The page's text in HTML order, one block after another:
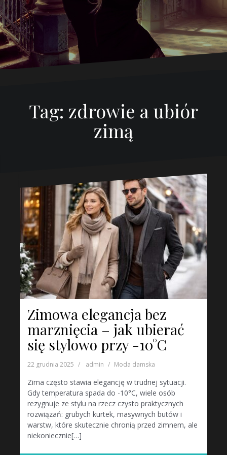
Tag: zdrowie a ubiór
zimą
Zimowa elegancja bez
marznięcia – jak ubierać
się stylowo przy -10°C
22 grudnia 2025 admin Moda damska
Zima często stawia elegancję w trudnej sytuacji.
Gdy temperatura spada do -10°C, wiele osób
rezygnuje ze stylu na rzecz czysto praktycznych
rozwiązań: grubych kurtek, masywnych butów i
warstw, które skutecznie chronią przed zimnem, ale
niekoniecznie[…]